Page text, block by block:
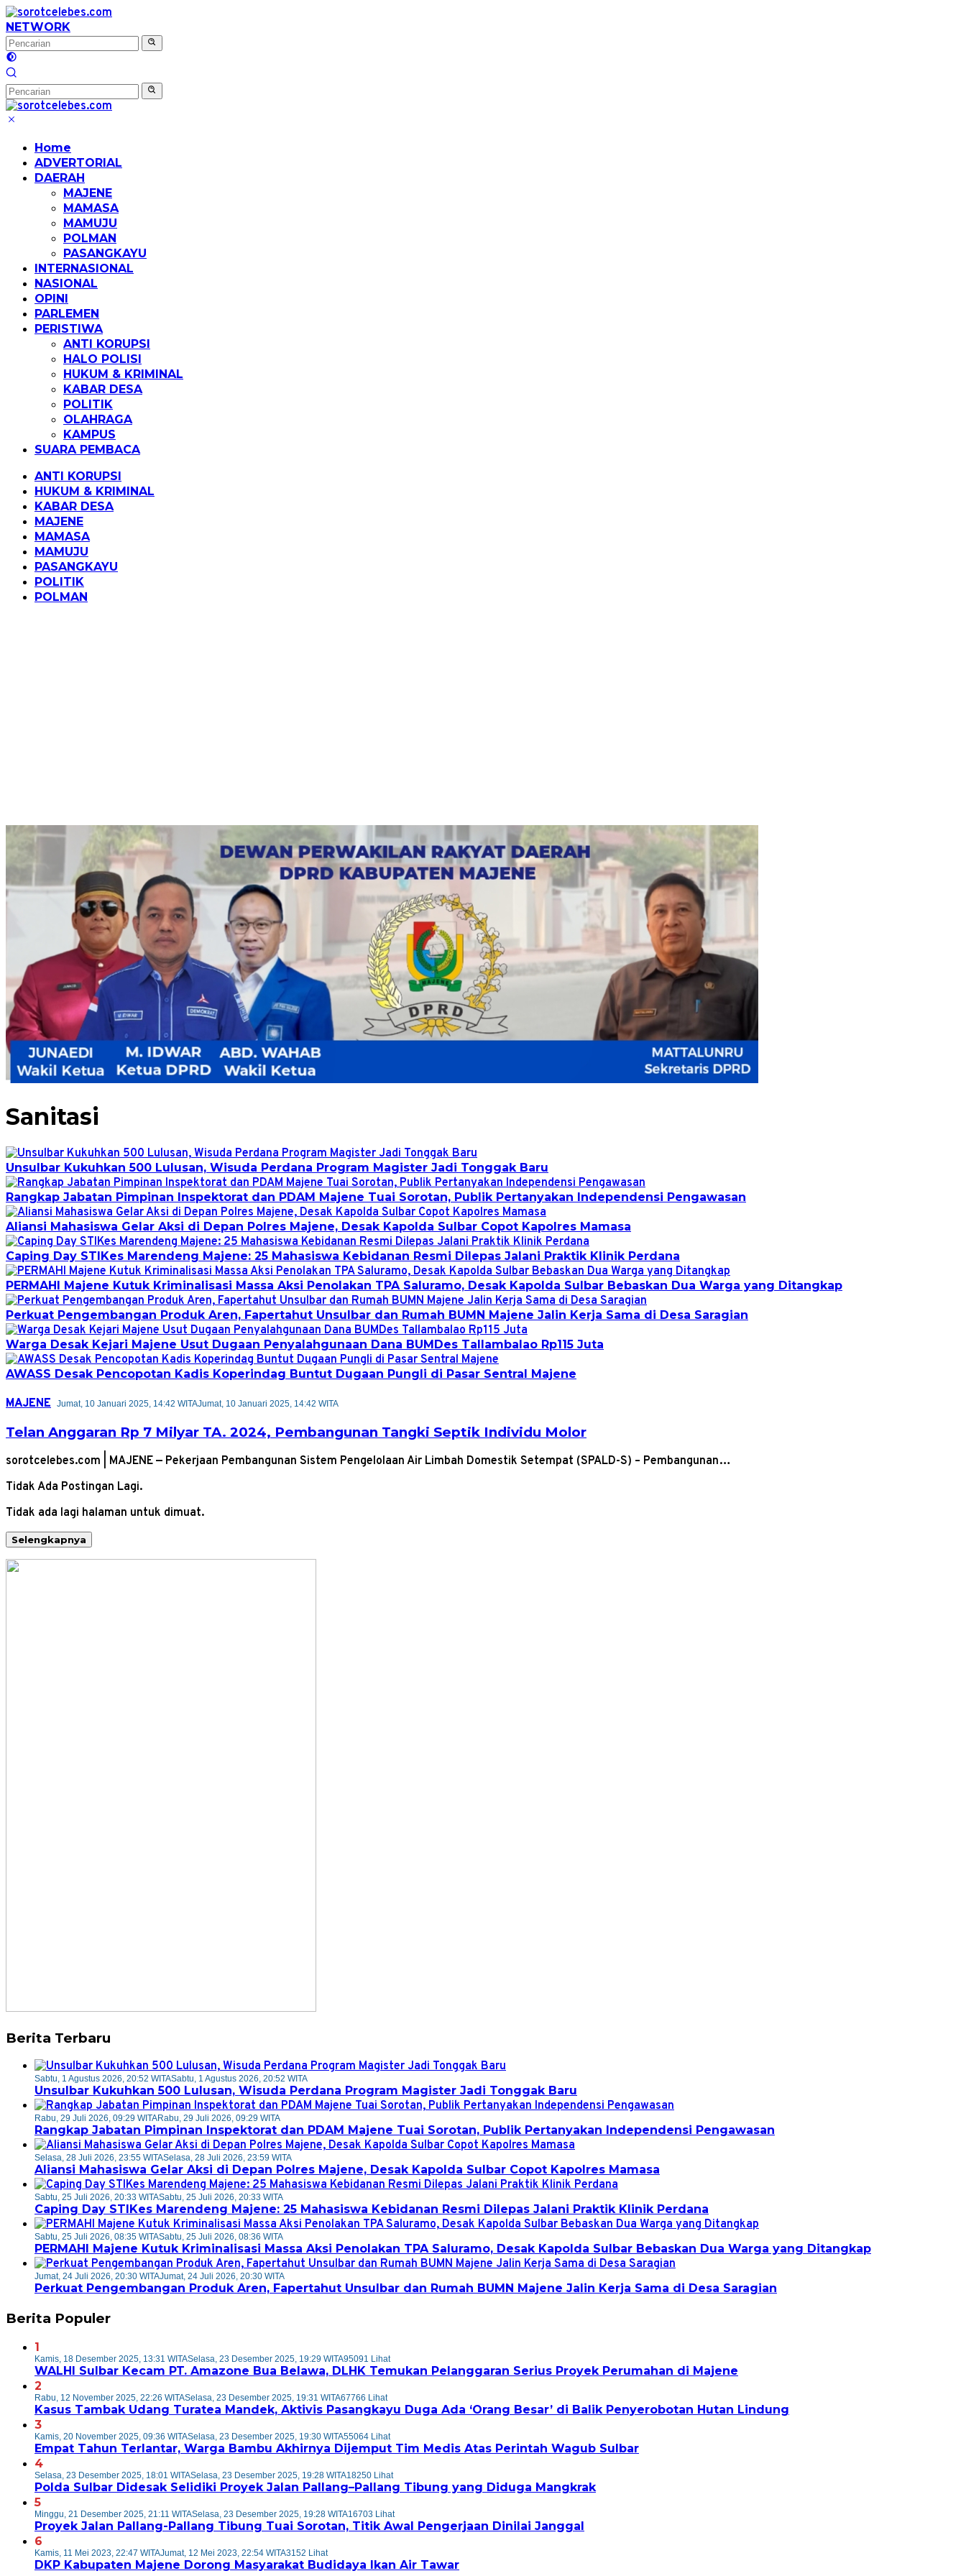
Langsung
ke
konten
NETWORK
Home
ADVERTORIAL
DAERAH
MAJENE
MAMASA
MAMUJU
POLMAN
PASANGKAYU
INTERNASIONAL
NASIONAL
OPINI
PARLEMEN
PERISTIWA
ANTI KORUPSI
HALO POLISI
HUKUM & KRIMINAL
KABAR DESA
POLITIK
OLAHRAGA
KAMPUS
SUARA PEMBACA
ANTI KORUPSI
HUKUM & KRIMINAL
KABAR DESA
MAJENE
MAMASA
MAMUJU
PASANGKAYU
POLITIK
POLMAN
Sanitasi
Unsulbar Kukuhkan 500 Lulusan, Wisuda Perdana Program Magister Jadi Tonggak Baru
Rangkap Jabatan Pimpinan Inspektorat dan PDAM Majene Tuai Sorotan, Publik Pertanyakan Independensi Pengawasan
Aliansi Mahasiswa Gelar Aksi di Depan Polres Majene, Desak Kapolda Sulbar Copot Kapolres Mamasa
Caping Day STIKes Marendeng Majene: 25 Mahasiswa Kebidanan Resmi Dilepas Jalani Praktik Klinik Perdana
PERMAHI Majene Kutuk Kriminalisasi Massa Aksi Penolakan TPA Saluramo, Desak Kapolda Sulbar Bebaskan Dua Warga yang Ditangkap
Perkuat Pengembangan Produk Aren, Fapertahut Unsulbar dan Rumah BUMN Majene Jalin Kerja Sama di Desa Saragian
Warga Desak Kejari Majene Usut Dugaan Penyalahgunaan Dana BUMDes Tallambalao Rp115 Juta
AWASS Desak Pencopotan Kadis Koperindag Buntut Dugaan Pungli di Pasar Sentral Majene
MAJENE Jumat, 10 Januari 2025, 14:42 WITAJumat, 10 Januari 2025, 14:42 WITA
Telan Anggaran Rp 7 Milyar TA. 2024, Pembangunan Tangki Septik Individu Molor
sorotcelebes.com | MAJENE — Pekerjaan Pembangunan Sistem Pengelolaan Air Limbah Domestik Setempat (SPALD-S) – Pembangunan…
Tidak Ada Postingan Lagi.
Tidak ada lagi halaman untuk dimuat.
Selengkapnya
Berita Terbaru
Sabtu, 1 Agustus 2026, 20:52 WITASabtu, 1 Agustus 2026, 20:52 WITA
Unsulbar Kukuhkan 500 Lulusan, Wisuda Perdana Program Magister Jadi Tonggak Baru
Rabu, 29 Juli 2026, 09:29 WITARabu, 29 Juli 2026, 09:29 WITA
Rangkap Jabatan Pimpinan Inspektorat dan PDAM Majene Tuai Sorotan, Publik Pertanyakan Independensi Pengawasan
Selasa, 28 Juli 2026, 23:55 WITASelasa, 28 Juli 2026, 23:59 WITA
Aliansi Mahasiswa Gelar Aksi di Depan Polres Majene, Desak Kapolda Sulbar Copot Kapolres Mamasa
Sabtu, 25 Juli 2026, 20:33 WITASabtu, 25 Juli 2026, 20:33 WITA
Caping Day STIKes Marendeng Majene: 25 Mahasiswa Kebidanan Resmi Dilepas Jalani Praktik Klinik Perdana
Sabtu, 25 Juli 2026, 08:35 WITASabtu, 25 Juli 2026, 08:36 WITA
PERMAHI Majene Kutuk Kriminalisasi Massa Aksi Penolakan TPA Saluramo, Desak Kapolda Sulbar Bebaskan Dua Warga yang Ditangkap
Jumat, 24 Juli 2026, 20:30 WITAJumat, 24 Juli 2026, 20:30 WITA
Perkuat Pengembangan Produk Aren, Fapertahut Unsulbar dan Rumah BUMN Majene Jalin Kerja Sama di Desa Saragian
Berita Populer
1
Kamis, 18 Desember 2025, 13:31 WITASelasa, 23 Desember 2025, 19:29 WITA95091 Lihat
WALHI Sulbar Kecam PT. Amazone Bua Belawa, DLHK Temukan Pelanggaran Serius Proyek Perumahan di Majene
2
Rabu, 12 November 2025, 22:26 WITASelasa, 23 Desember 2025, 19:31 WITA67766 Lihat
Kasus Tambak Udang Turatea Mandek, Aktivis Pasangkayu Duga Ada ‘Orang Besar’ di Balik Penyerobotan Hutan Lindung
3
Kamis, 20 November 2025, 09:36 WITASelasa, 23 Desember 2025, 19:30 WITA55064 Lihat
Empat Tahun Terlantar, Warga Bambu Akhirnya Dijemput Tim Medis Atas Perintah Wagub Sulbar
4
Selasa, 23 Desember 2025, 18:01 WITASelasa, 23 Desember 2025, 19:28 WITA18250 Lihat
Polda Sulbar Didesak Selidiki Proyek Jalan Pallang–Pallang Tibung yang Diduga Mangkrak
5
Minggu, 21 Desember 2025, 21:11 WITASelasa, 23 Desember 2025, 19:28 WITA16703 Lihat
Proyek Jalan Pallang-Pallang Tibung Tuai Sorotan, Titik Awal Pengerjaan Dinilai Janggal
6
Kamis, 11 Mei 2023, 22:47 WITAJumat, 12 Mei 2023, 22:54 WITA3152 Lihat
DKP Kabupaten Majene Dorong Masyarakat Budidaya Ikan Air Tawar